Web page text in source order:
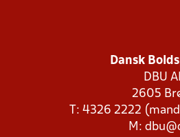
Dansk
DBU
2605
T: 4326 2222
M: